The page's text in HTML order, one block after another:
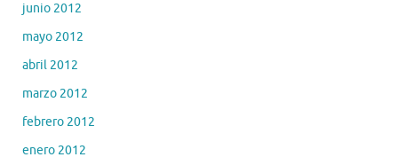
junio 2012
mayo 2012
abril 2012
marzo 2012
febrero 2012
enero 2012